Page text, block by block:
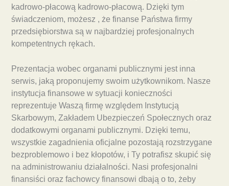
kadrowo-płacową kadrowo-płacową. Dzięki tym
świadczeniom, możesz , że finanse Państwa firmy
przedsiębiorstwa są w najbardziej profesjonalnych
kompetentnych rękach.
Prezentacja wobec organami publicznymi jest inna
serwis, jaką proponujemy swoim użytkownikom. Nasze
instytucja finansowe w sytuacji konieczności
reprezentuje Waszą firmę względem Instytucją
Skarbowym, Zakładem Ubezpieczeń Społecznych oraz
dodatkowymi organami publicznymi. Dzięki temu,
wszystkie zagadnienia oficjalne pozostają rozstrzygane
bezproblemowo i bez kłopotów, i Ty potrafisz skupić się
na administrowaniu działalności. Nasi profesjonalni
finansiści oraz fachowcy finansowi dbają o to, żeby